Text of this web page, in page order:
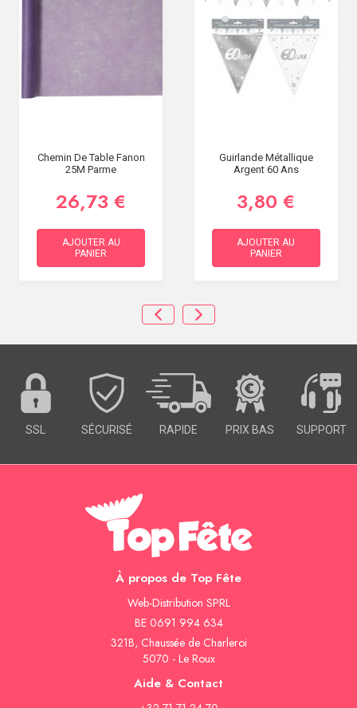
Chemin De Table Fanon
25M Parme
26,73 €
AJOUTER AU
PANIER
Guirlande Métallique
Argent 60 Ans
3,80 €
AJOUTER AU
PANIER
SSL SÉCURISÉ RAPIDE PRIX BAS SUPPORT
À propos de Top Fête
Web-Distribution SPRL
BE 0691 994 634
321B, Chaussée de Charleroi
5070 - Le Roux
Aide & Contact